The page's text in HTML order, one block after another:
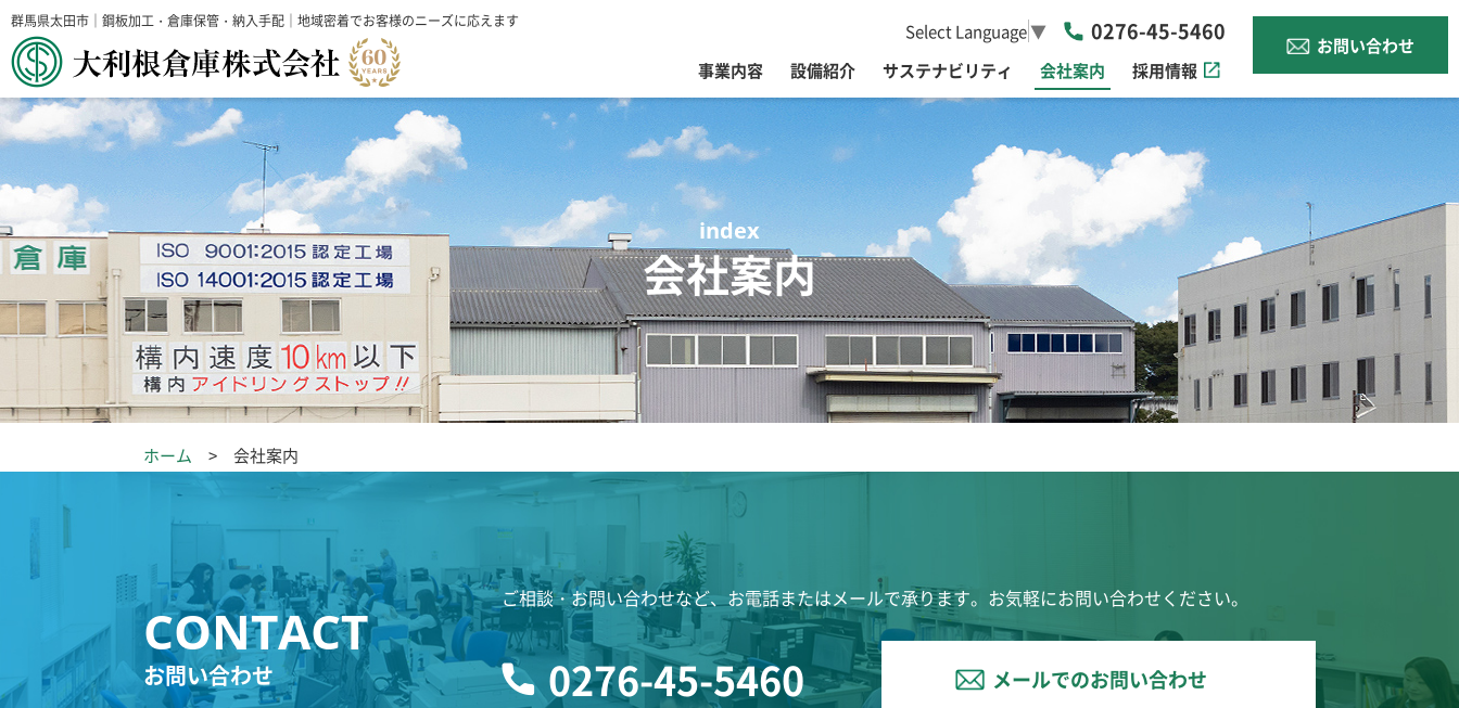
群馬県太田市｜鋼板加工・倉庫保管・納入手配｜地域密着でお客様のニーズに応えます 0276-45-5460
事業内容 設備紹介 サステナビリティ 会社案内 採用情報
お問い合わせ
Select Language▼
会社案内
ホーム 会社案内
お問い合わせ
ご相談・お問い合わせなど、お電話またはメールで承ります。お気軽にお問い合わせください。
0276-45-5460 メールでのお問い合わせ